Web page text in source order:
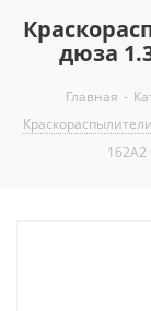
дюза
Главная -
162А2